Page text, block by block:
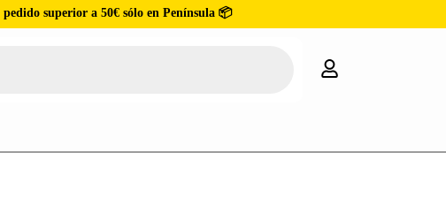
superior a 50€ sólo en Península 📦